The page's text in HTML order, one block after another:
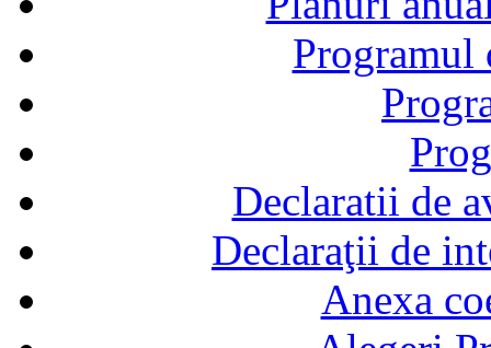
Declaratii de
Declaraţii de
Anexa